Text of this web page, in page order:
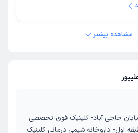
مشاهده بیشتر
حاجی آباد- کلینیک فوق تخصصی
اول- داروخانه شیمی درمانی کلینیک